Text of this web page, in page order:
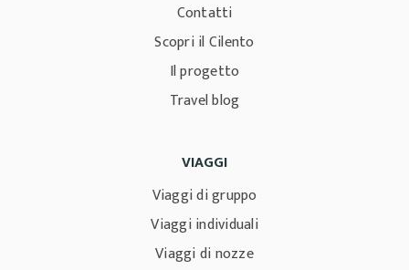
Contatti
Scopri il Cilento
Il progetto
Travel blog
VIAGGI
Viaggi di gruppo
Viaggi individuali
Viaggi di nozze